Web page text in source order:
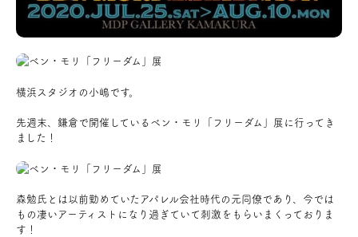
ブログ
キャンペーン
SDGs
プライバシーポリシー
横浜スタジオの小嶋です。
先週末、鎌倉で開催しているベン・モリ「フリーダム」展に行ってき
ました！
森勉氏とは以前勤めていたアパレル会社時代の元同僚であり、今では
もの凄いアーティストになり過ぎていて刺激をもらいまくっておりま
す！